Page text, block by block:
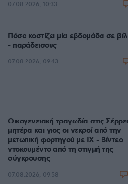
07.08.2026, 10:33
Πόσο κοστίζει μία εβδομάδα σε
- παράδεισους
07.08.2026, 09:43
Οικογενειακή τραγωδία στις
μητέρα και γιος οι νεκροί από την
μετωπική φορτηγού με ΙΧ - Βίντεο
ντοκουμέντο από τη στιγμή της
σύγκρουσης
07.08.2026, 09:58